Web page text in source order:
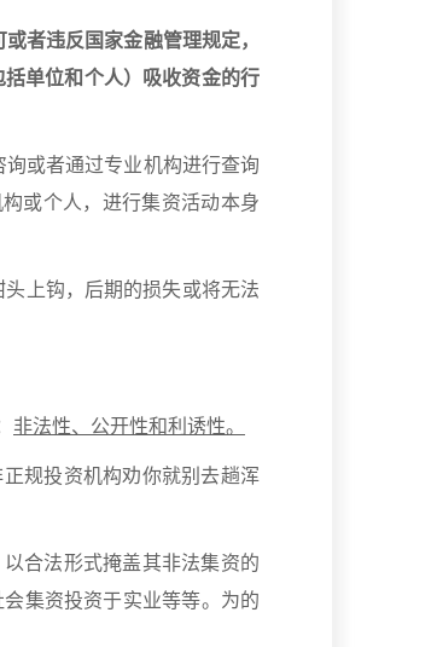
者违反国家金融管理规定，
单位和个人）吸收资金的行
或者通过专业机构进行查询
或个人，进行集资活动本身
上钩，后期的损失或将无法
非法性、公开性和利诱性。
规投资机构劝你就别去趟浑
合法形式掩盖其非法集资的
集资投资于实业等等。为的